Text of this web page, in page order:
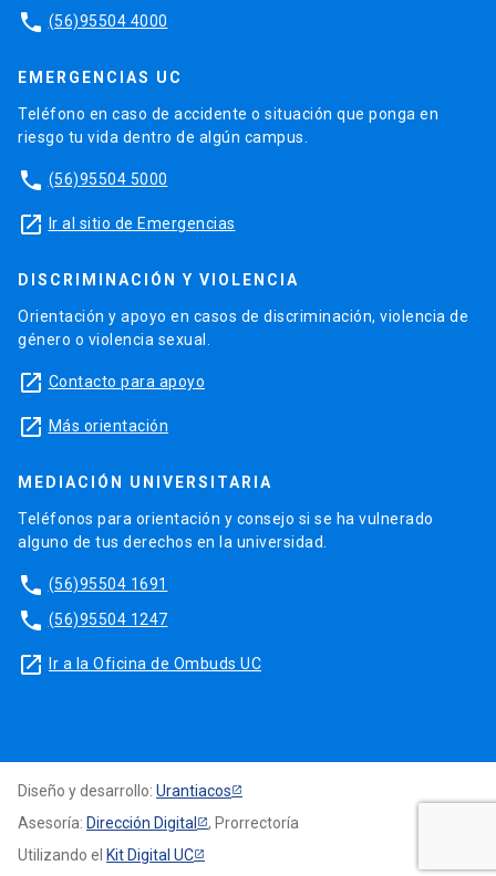
phone (56)95504 4000
EMERGENCIAS UC
Teléfono en caso de accidente o situación que ponga en
riesgo tu vida dentro de algún campus.
phone (56)95504 5000
launch Ir al sitio de Emergencias
DISCRIMINACIÓN Y VIOLENCIA
Orientación y apoyo en casos de discriminación, violencia de
género o violencia sexual.
launch Contacto para apoyo
launch Más orientación
MEDIACIÓN UNIVERSITARIA
Teléfonos para orientación y consejo si se ha vulnerado
alguno de tus derechos en la universidad.
phone (56)95504 1691
phone (56)95504 1247
launch Ir a la Oficina de Ombuds UC
Diseño y desarrollo: Urantiacos
Asesoría: Dirección Digital
, Prorrectoría
Utilizando el Kit Digital UC